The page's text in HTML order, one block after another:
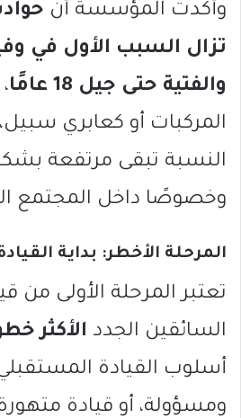
وأكدت المؤسسة أن
تزال السبب الأول في
والفتية حتى جيل 18 عامًا
المركبات أو كعابري
النسبة تبقى مرتفعة
وخصوصًا داخل المجتمع
المرحلة الأخطر: بداية
تعتبر المرحلة الأولى من
السائقين الجدد الأكثر
أسلوب القيادة
ومسؤولة، أو قيادة